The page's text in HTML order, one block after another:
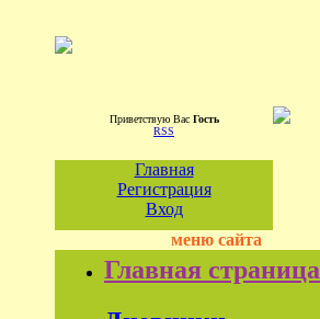
Приветствую Вас Гость
RSS
Главная
Регистрация
Вход
меню сайта
Главная страница